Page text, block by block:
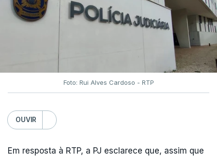
Foto: Rui Alves Cardoso - RTP
OUVIR
Em resposta à RTP, a PJ esclarece que, assim que